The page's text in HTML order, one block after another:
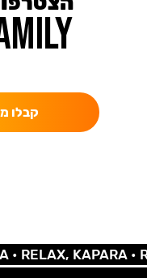
קבלו
RELAX, KAPARA •